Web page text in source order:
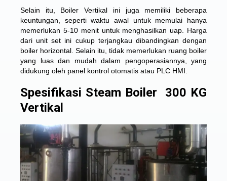
Selain itu, Boiler Vertikal ini juga memiliki beberapa
keuntungan, seperti waktu awal untuk memulai hanya
memerlukan 5-10 menit untuk menghasilkan uap. Harga
dari unit set ini cukup terjangkau dibandingkan dengan
boiler horizontal. Selain itu, tidak memerlukan ruang boiler
yang luas dan mudah dalam pengoperasiannya, yang
didukung oleh panel kontrol otomatis atau PLC HMI.
Spesifikasi Steam Boiler 300 KG
Vertikal